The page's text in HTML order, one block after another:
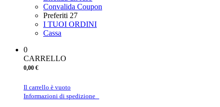
Convalida Coupon
Preferiti 27
I TUOI ORDINI
Cassa
0
CARRELLO
0,00 €
Il carrello è vuoto
Informazioni di spedizione